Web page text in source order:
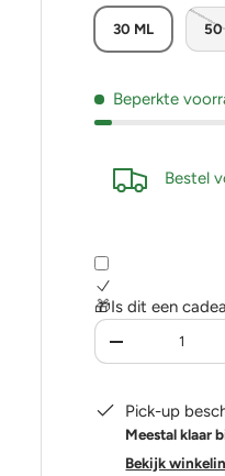
30 ML 50
Beperkte
Bestel
🎁Is dit een
Aantal
-
Pick-up
Meestal klaar
Bekijk